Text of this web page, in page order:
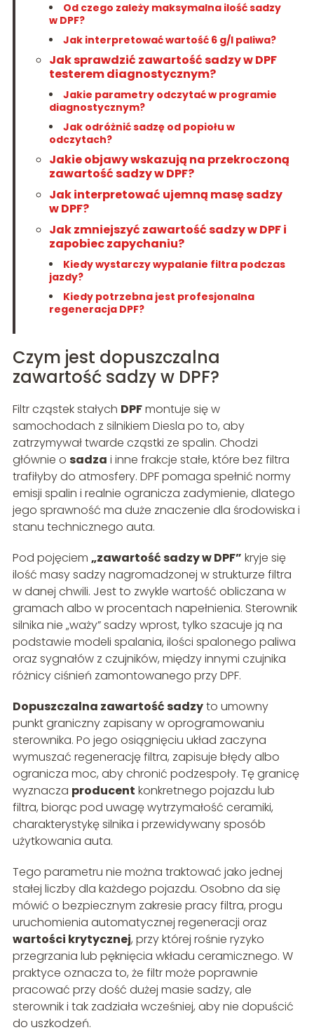
Od czego zależy maksymalna ilość sadzy
w DPF?
Jak interpretować wartość 6 g/l paliwa?
Jak sprawdzić zawartość sadzy w DPF
testerem diagnostycznym?
Jakie parametry odczytać w programie
diagnostycznym?
Jak odróżnić sadzę od popiołu w
odczytach?
Jakie objawy wskazują na przekroczoną
zawartość sadzy w DPF?
Jak interpretować ujemną masę sadzy
w DPF?
Jak zmniejszyć zawartość sadzy w DPF i
zapobiec zapychaniu?
Kiedy wystarczy wypalanie filtra podczas
jazdy?
Kiedy potrzebna jest profesjonalna
regeneracja DPF?
Czym jest dopuszczalna
zawartość sadzy w DPF?
Filtr cząstek stałych DPFmontuje się w
samochodach z silnikiem Diesla po to, aby
zatrzymywał twarde cząstki ze spalin. Chodzi
głównie o sadza i inne frakcje stałe, które bez filtra
trafiłyby do atmosfery. DPF pomaga spełnić normy
emisji spalin i realnie ogranicza zadymienie, dlatego
jego sprawność ma duże znaczenie dla środowiska i
stanu technicznego auta.
Pod pojęciem „zawartość sadzy w DPF” kryje się
ilość masy sadzy nagromadzonej w strukturze filtra
w danej chwili. Jest to zwykle wartość obliczana w
gramach albo w procentach napełnienia. Sterownik
silnika nie „waży” sadzy wprost, tylko szacuje ją na
podstawie modeli spalania, ilości spalonego paliwa
oraz sygnałów z czujników, między innymi czujnika
różnicy ciśnień zamontowanego przy DPF.
Dopuszczalna zawartość sadzyto umowny
punkt graniczny zapisany w oprogramowaniu
sterownika. Po jego osiągnięciu układ zaczyna
wymuszać regenerację filtra, zapisuje błędy albo
ogranicza moc, aby chronić podzespoły. Tę granicę
wyznacza producent konkretnego pojazdu lub
filtra, biorąc pod uwagę wytrzymałość ceramiki,
charakterystykę silnika i przewidywany sposób
użytkowania auta.
Tego parametru nie można traktować jako jednej
stałej liczby dla każdego pojazdu. Osobno da się
mówić o bezpiecznym zakresie pracy filtra, progu
uruchomienia automatycznej regeneracji oraz
wartości krytycznej, przy której rośnie ryzyko
przegrzania lub pęknięcia wkładu ceramicznego. W
praktyce oznacza to, że filtr może poprawnie
pracować przy dość dużej masie sadzy, ale
sterownik i tak zadziała wcześniej, aby nie dopuścić
do uszkodzeń.